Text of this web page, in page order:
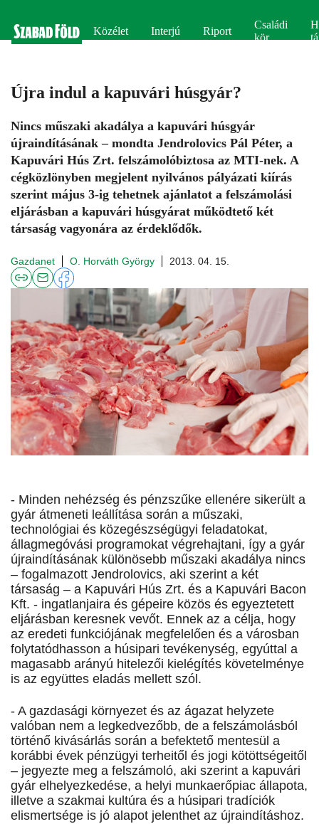
Közélet Interjú Riport
Családi
kör
Újra indul a kapuvári húsgyár?
Nincs műszaki akadálya a kapuvári húsgyár
újraindításának – mondta Jendrolovics Pál Péter, a
Kapuvári Hús Zrt. felszámolóbiztosa az MTI-nek. A
cégközlönyben megjelent nyilvános pályázati kiírás
szerint május 3-ig tehetnek ajánlatot a felszámolási
eljárásban a kapuvári húsgyárat működtető két
társaság vagyonára az érdeklődők.
Gazdanet O. Horváth György 2013. 04. 15.
- Minden nehézség és pénzszűke ellenére sikerült a
gyár átmeneti leállítása során a műszaki,
technológiai és közegészségügyi feladatokat,
állagmegóvási programokat végrehajtani, így a gyár
újraindításának különösebb műszaki akadálya nincs
– fogalmazott Jendrolovics, aki szerint a két
társaság – a Kapuvári Hús Zrt. és a Kapuvári Bacon
Kft. - ingatlanjaira és gépeire közös és egyeztetett
eljárásban keresnek vevőt. Ennek az a célja, hogy
az eredeti funkciójának megfelelően és a városban
folytatódhasson a húsipari tevékenység, egyúttal a
magasabb arányú hitelezői kielégítés követelménye
is az együttes eladás mellett szól.
- A gazdasági környezet és az ágazat helyzete
valóban nem a legkedvezőbb, de a felszámolásból
történő kivásárlás során a befektető mentesül a
korábbi évek pénzügyi terheitől és jogi kötöttségeitől
– jegyezte meg a felszámoló, aki szerint a kapuvári
gyár elhelyezkedése, a helyi munkaerőpiac állapota,
illetve a szakmai kultúra és a húsipari tradíciók
elismertsége is jó alapot jelenthet az újraindításhoz.